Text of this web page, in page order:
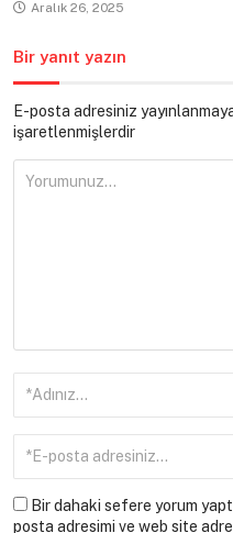
Aralık 26, 2025
Bir yanıt yazın
E-posta adresiniz
işaretlenmişlerdir
Bir dahaki sefere yorum
posta adresimi ve web site